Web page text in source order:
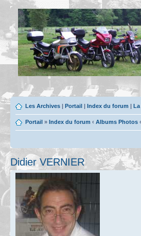
Les Archives | Portail | Index du forum |
Portail » Index du forum ‹ Albums Photos ‹
Didier VERNIER